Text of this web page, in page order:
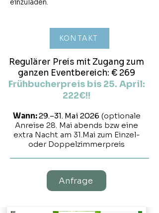
einzuladen.​​​​​​​​​​​
KONTAKT
Regulärer Preis mit Zugang zum
ganzen Eventbereich: € 269
Frühbucherpreis bis 25. April:
222€!!
Wann:29.–31. Mai 2026 (optionale
Anreise 28. Mai abends bzw eine
extra Nacht am 31.Mai zum Einzel-
oder Doppelzimmerpreis
Anfrage